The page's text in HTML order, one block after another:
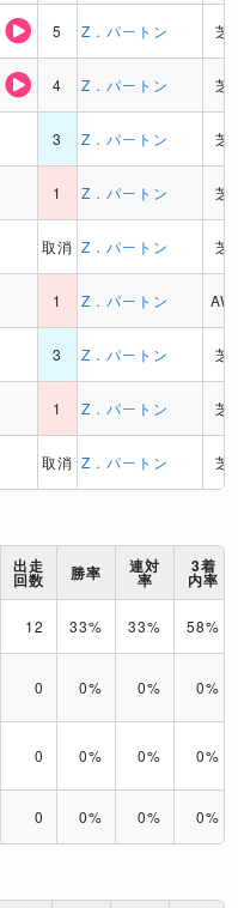
5 Z．パートン 芝
4 Z．パートン 芝
3 Z．パートン 芝
1 Z．パートン 芝
取消 Z．パートン 芝
1 Z．パートン AW
3 Z．パートン 芝
1 Z．パートン 芝
取消 Z．パートン 芝
出走
回数 勝率 連対
率
3着
内率
12 33% 33% 58%
0 0% 0% 0%
0 0% 0% 0%
0 0% 0% 0%